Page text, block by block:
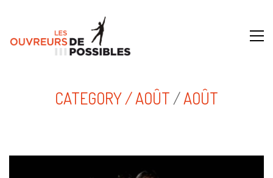
CATEGORY /AOÛT /AOÛT